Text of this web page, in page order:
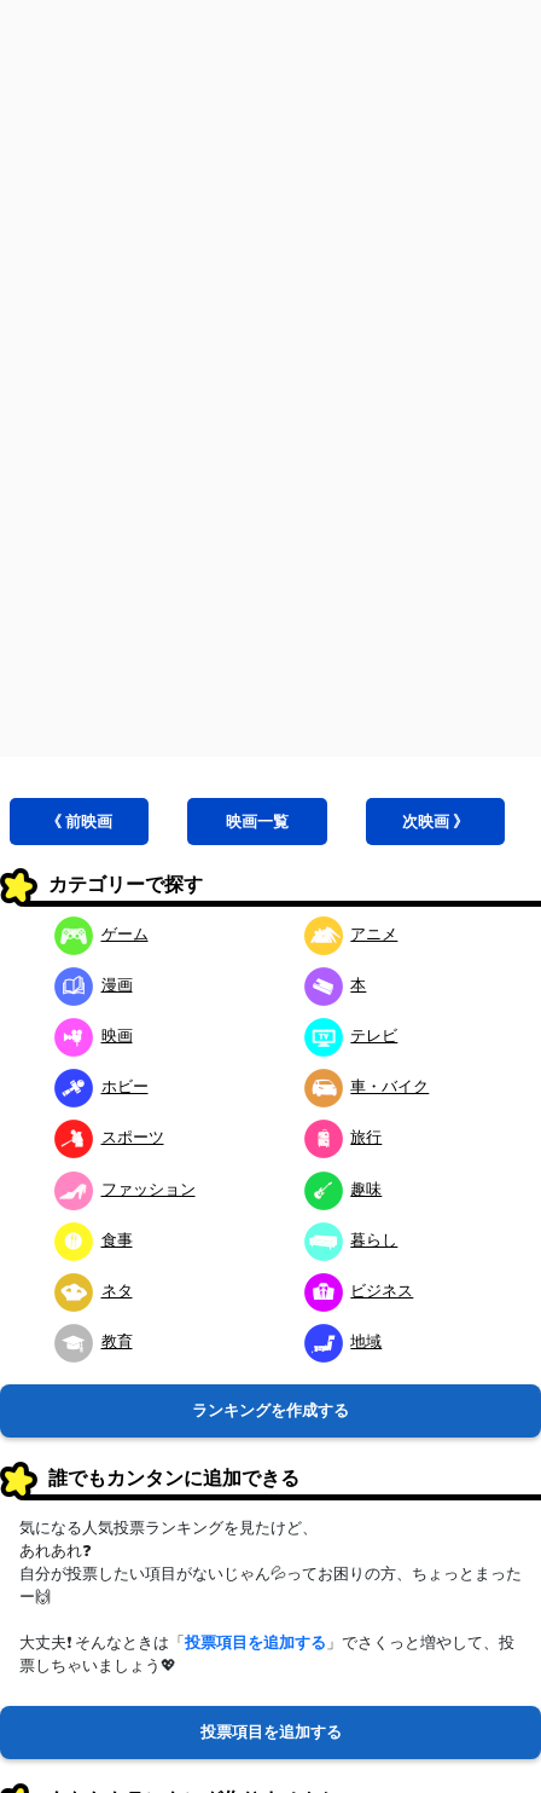
《 前映画 映画一覧 次映画》
カテゴリーで探す
ゲーム アニメ
漫画 本
映画 テレビ
ホビー 車・バイク
スポーツ 旅行
ファッション 趣味
食事 暮らし
ネタ ビジネス
教育 地域
ランキングを作成する
誰でもカンタンに追加できる
気になる人気投票ランキングを見たけど、
あれあれ❓
自分が投票したい項目がないじゃん💦ってお困りの方、ちょっとまった
ー🙌
大丈夫❗ そんなときは「投票項目を追加する 」でさくっと増やして、投
票しちゃいましょう💖
投票項目を追加する